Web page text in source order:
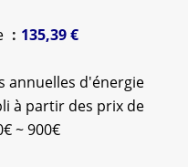
135,39 €
annuelles d'énergie
à partir des prix de
~ 900€